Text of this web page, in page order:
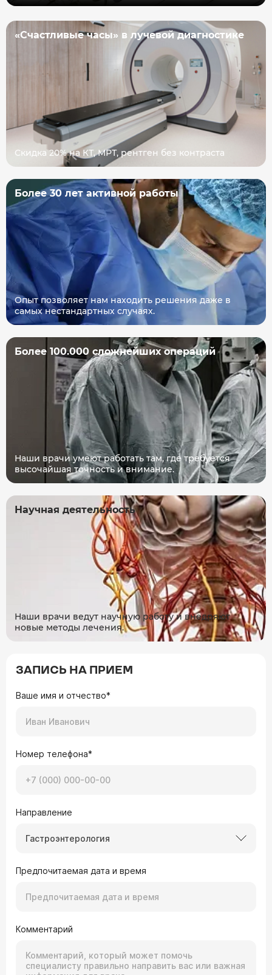
«Счастливые часы» в лучевой диагностике
Скидка 20% на КТ, МРТ, рентген без контраста
Более 30 лет активной работы
Опыт позволяет нам находить решения даже в
самых нестандартных случаях.
Более 100.000 сложнейших операций
Наши врачи умеют работать там, где требуется
высочайшая точность и внимание.
Научная деятельность
Наши врачи ведут научную работу и внедряют
новые методы лечения.
ЗАПИСЬ НА ПРИЕМ
Ваше имя и отчество*
Номер телефона*
Направление
Гастроэнтерология
Предпочитаемая дата и время
Комментарий